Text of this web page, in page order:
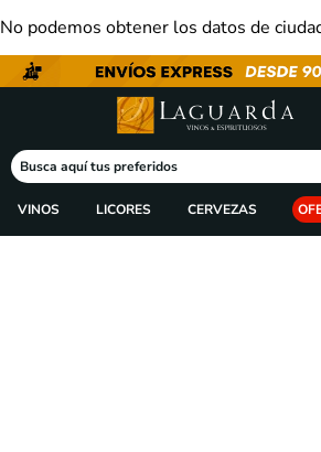
No podemos obtener los datos de
Busca aquí tus preferidos
VINOS LICORES CERVEZAS